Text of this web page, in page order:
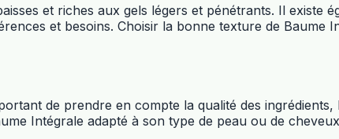
et riches aux gels légers et pénétrants. Il existe
et besoins. Choisir la bonne texture de Baume
de prendre en compte la qualité des
Intégrale adapté à son type de peau ou de